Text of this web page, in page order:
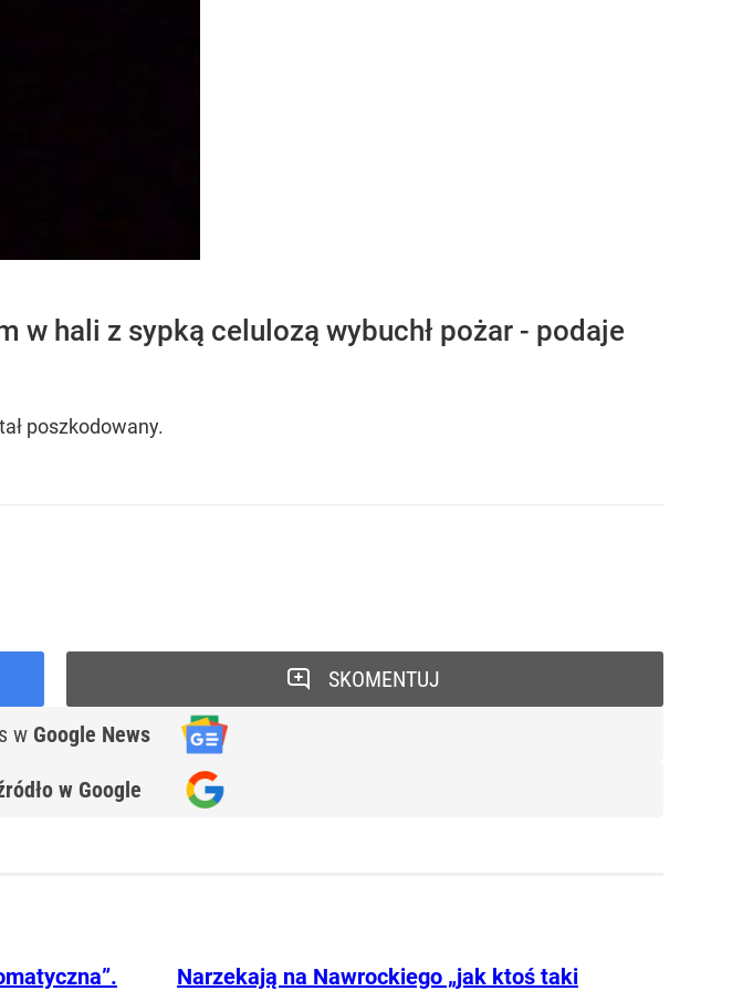
w hali z sypką celulozą wybuchł pożar - podaje
poszkodowany.
w Google News
w Google
SKOMENTUJ
Narzekają na Nawrockiego „jak ktoś taki